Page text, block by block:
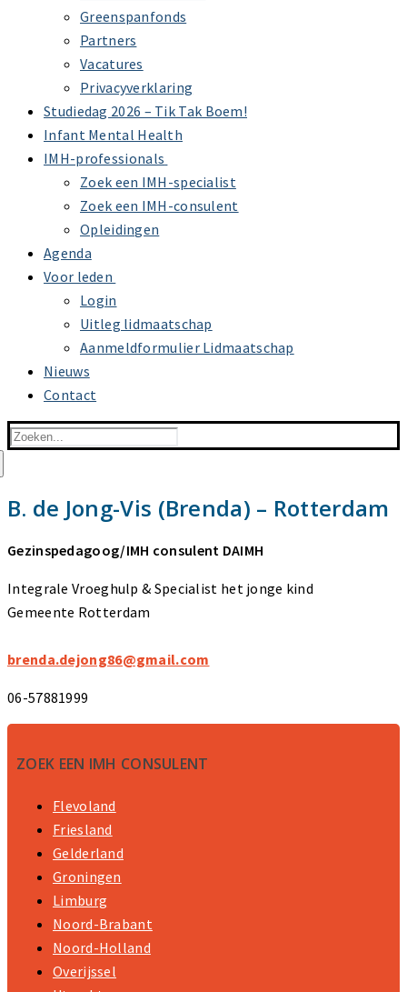
Greenspanfonds
Partners
Vacatures
Privacyverklaring
Studiedag 2026 – Tik Tak Boem!
Infant Mental Health
IMH-professionals
Zoek een IMH-specialist
Zoek een IMH-consulent
Opleidingen
Agenda
Voor leden
Login
Uitleg lidmaatschap
Aanmeldformulier Lidmaatschap
Nieuws
Contact
Zoeken
B. de Jong-Vis (Brenda) – Rotterdam
Gezinspedagoog/IMH consulent DAIMH
Integrale Vroeghulp & Specialist het jonge kind
Gemeente Rotterdam
brenda.dejong86@gmail.com
06-57881999
ZOEK EEN IMH CONSULENT
Flevoland
Friesland
Gelderland
Groningen
Limburg
Noord-Brabant
Noord-Holland
Overijssel